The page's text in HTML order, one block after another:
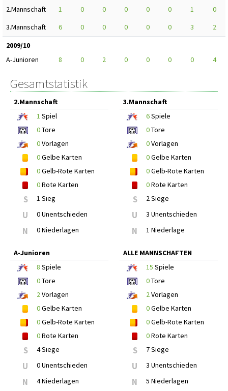
2.Mannschaft
1 0 0 0 0 0 1
0
3.Mannschaft
6 0 0 0 0 0 3
2
2009/10
A-Junioren
8 0 2 0 0 0 0 4
Gesamtstatistik
2.Mannschaft
1 Spiel
0Tore
0Vorlagen
0Gelbe Karten
0Gelb-Rote Karten
0Rote Karten
S 1 Sieg
U 0 Unentschieden
N 0 Niederlagen
3.Mannschaft
6Spiele
0Tore
0Vorlagen
0Gelbe Karten
0Gelb-Rote Karten
0Rote Karten
S 2 Siege
U 3 Unentschieden
N 1 Niederlage
A-Junioren
8 Spiele
0Tore
2Vorlagen
0Gelbe Karten
0Gelb-Rote Karten
0Rote Karten
S 4 Siege
U 0 Unentschieden
N 4 Niederlagen
ALLE MANNSCHAFTEN
15 Spiele
0Tore
2Vorlagen
0Gelbe Karten
0Gelb-Rote Karten
0Rote Karten
S 7 Siege
U 3 Unentschieden
N 5 Niederlagen